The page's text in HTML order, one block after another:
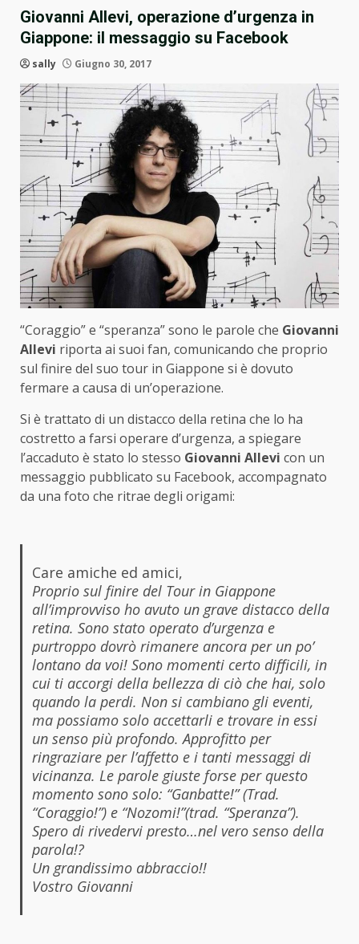
Giovanni Allevi, operazione d’urgenza in
Giappone: il messaggio su Facebook
sally Giugno 30, 2017
“Coraggio” e “speranza” sono le parole che Giovanni
Allevi riporta ai suoi fan, comunicando che proprio
sul finire del suo tour in Giappone si è dovuto
fermare a causa di un’operazione.
Si è trattato di un distacco della retina che lo ha
costretto a farsi operare d’urgenza, a spiegare
l’accaduto è stato lo stesso Giovanni Allevi con un
messaggio pubblicato su Facebook, accompagnato
da una foto che ritrae degli origami:
Care amiche ed amici,
Proprio sul finire del Tour in Giappone
all’improvviso ho avuto un grave distacco della
retina. Sono stato operato d’urgenza e
purtroppo dovrò rimanere ancora per un po’
lontano da voi! Sono momenti certo difficili, in
cui ti accorgi della bellezza di ciò che hai, solo
quando la perdi. Non si cambiano gli eventi,
ma possiamo solo accettarli e trovare in essi
un senso più profondo. Approfitto per
ringraziare per l’affetto e i tanti messaggi di
vicinanza. Le parole giuste forse per questo
momento sono solo: “Ganbatte!” (Trad.
“Coraggio!”) e “Nozomi!”(trad. “Speranza”).
Spero di rivedervi presto…nel vero senso della
parola!?
Un grandissimo abbraccio!!
Vostro Giovanni